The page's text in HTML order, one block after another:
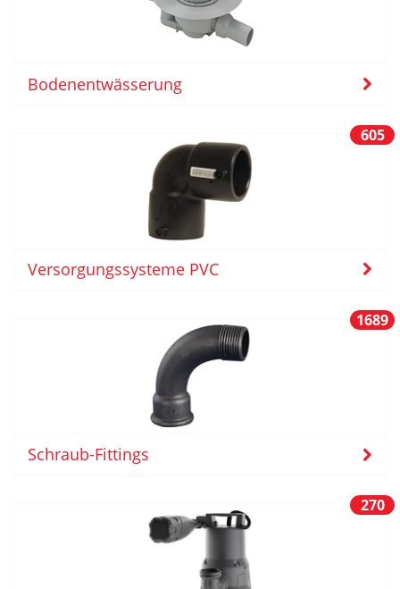
Bodenentwässerung
605
Versorgungssysteme PVC
1689
Schraub-Fittings
270